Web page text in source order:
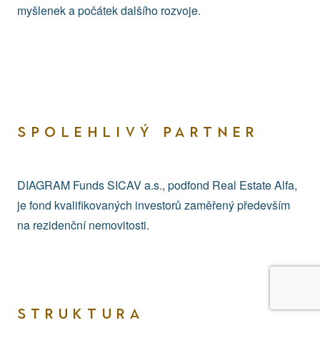
myšlenek a počátek dalšího rozvoje.
SPOLEHLIVÝ PARTNER
DIAGRAM Funds SICAV a.s., podfond Real Estate Alfa,
je fond kvalifikovaných investorů zaměřený především
na rezidenční nemovitosti.
STRUKTURA